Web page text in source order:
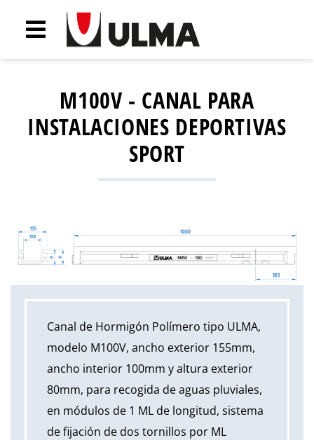
M100V - CANAL PARA
INSTALACIONES DEPORTIVAS
SPORT
Canal de Hormigón Polímero tipo ULMA,
modelo M100V, ancho exterior 155mm,
ancho interior 100mm y altura exterior
80mm, para recogida de aguas pluviales,
en módulos de 1 ML de longitud, sistema
de fijación de dos tornillos por ML